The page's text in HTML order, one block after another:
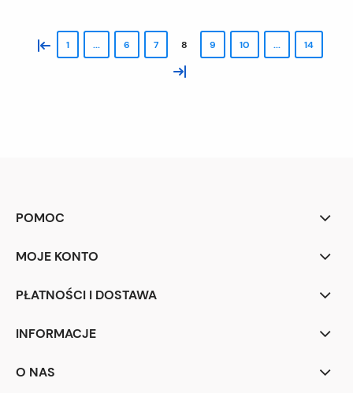
« 1 ... 6 7 8 9 10 ... 14
»
POMOC
MOJE KONTO
PŁATNOŚCI I DOSTAWA
INFORMACJE
O NAS